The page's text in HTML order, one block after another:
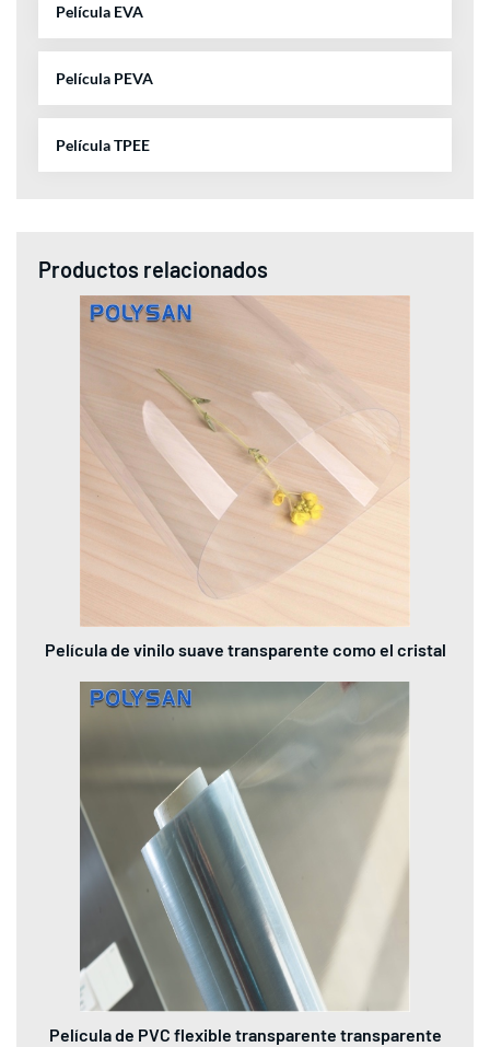
Película EVA
Película PEVA
Película TPEE
Productos relacionados
Película de vinilo suave transparente como el cristal
Película de PVC flexible transparente transparente